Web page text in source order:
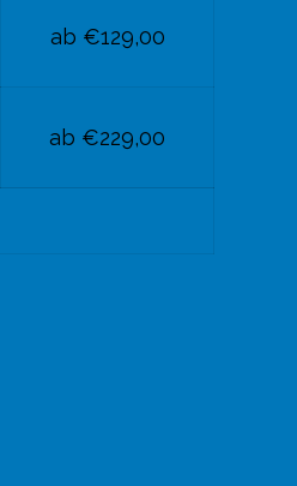
ab €129,00
ab €229,00